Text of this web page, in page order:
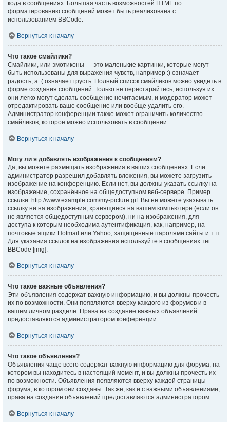
кода в сообщениях. Большая часть возможностей HTML по
форматированию сообщений может быть реализована с
использованием BBCode.
Вернуться к началу
Что такое смайлики?
Смайлики, или эмотиконы — это маленькие картинки, которые могут
быть использованы для выражения чувств, например :) означает
радость, а :( означает грусть. Полный список смайликов можно увидеть в
форме создания сообщений. Только не перестарайтесь, используя их:
они легко могут сделать сообщение нечитаемым, и модератор может
отредактировать ваше сообщение или вообще удалить его.
Администратор конференции также может ограничить количество
смайликов, которое можно использовать в сообщении.
Вернуться к началу
Могу ли я добавлять изображения к сообщениям?
Да, вы можете размещать изображения в ваших сообщениях. Если
администратор разрешил добавлять вложения, вы можете загрузить
изображение на конференцию. Если нет, вы должны указать ссылку на
изображение, сохранённое на общедоступном веб-сервере. Пример
ссылки: http://www.example.com/my-picture.gif. Вы не можете указывать
ссылку ни на изображения, хранящиеся на вашем компьютере (если он
не является общедоступным сервером), ни на изображения, для
доступа к которым необходима аутентификация, как, например, на
почтовые ящики Hotmail или Yahoo, защищённые паролями сайты и т. п.
Для указания ссылок на изображения используйте в сообщениях тег
BBCode [img].
Вернуться к началу
Что такое важные объявления?
Эти объявления содержат важную информацию, и вы должны прочесть
их по возможности. Они появляются вверху каждого из форумов и в
вашем личном разделе. Права на создание важных объявлений
предоставляются администратором конференции.
Вернуться к началу
Что такое объявления?
Объявления чаще всего содержат важную информацию для форума, на
котором вы находитесь в настоящий момент, и вы должны прочесть их
по возможности. Объявления появляются вверху каждой страницы
форума, в котором они созданы. Так же, как и с важными объявлениями,
права на создание объявлений предоставляются администратором.
Вернуться к началу